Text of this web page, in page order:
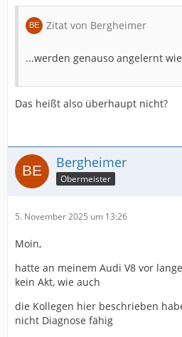
Zitat von Bergheimer
...werden genauso angelernt
Das heißt also überhaupt nicht?
Bergheimer
Obermeister
5. November 2025 um 13:26
Moin,
hatte an meinem Audi V8 vor
kein Akt, wie auch
die Kollegen hier beschrieben
nicht Diagnose fähig